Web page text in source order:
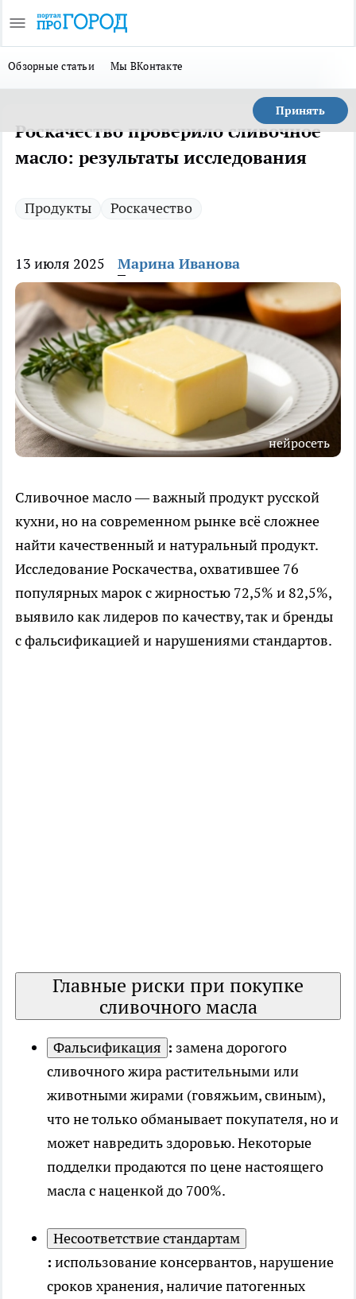
Обзорные статьи Мы ВКонтакте
Принять
Роскачество проверило сливочное
масло: результаты исследования
Продукты Роскачество
13 июля 2025 Марина Иванова
нейросеть
Сливочное масло — важный продукт русской
кухни, но на современном рынке всё сложнее
найти качественный и натуральный продукт.
Исследование Роскачества, охватившее 76
популярных марок с жирностью 72,5% и 82,5%,
выявило как лидеров по качеству, так и бренды
с фальсификацией и нарушениями стандартов.
Главные риски при покупке
сливочного масла
Фальсификация : замена дорогого
сливочного жира растительными или
животными жирами (говяжьим, свиным),
что не только обманывает покупателя, но и
может навредить здоровью. Некоторые
подделки продаются по цене настоящего
масла с наценкой до 700%.
Несоответствие стандартам
: использование консервантов, нарушение
сроков хранения, наличие патогенных